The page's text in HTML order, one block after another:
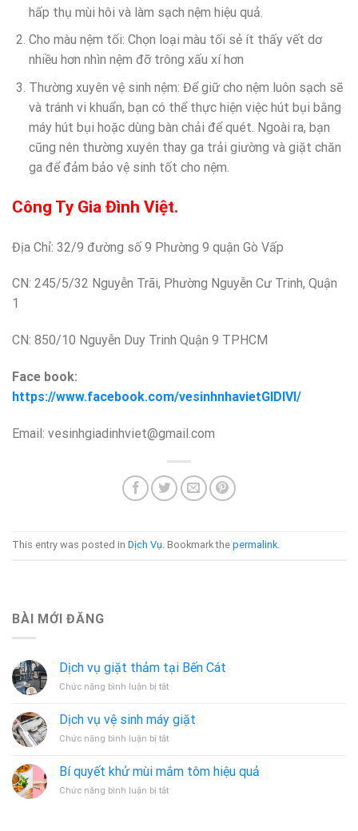
hấp thụ mùi hôi và làm sạch nệm hiệu quả.
Cho màu nệm tối: Chọn loại màu tối sẻ ít thấy vết dơ
nhiều hơn nhìn nệm đỡ trông xấu xí hơn
Thường xuyên vệ sinh nệm: Để giữ cho nệm luôn sạch sẽ
và tránh vi khuẩn, bạn có thể thực hiện việc hút bụi bằng
máy hút bụi hoặc dùng bàn chải để quét. Ngoài ra, bạn
cũng nên thường xuyên thay ga trải giường và giặt chăn
ga để đảm bảo vệ sinh tốt cho nệm.
Công Ty Gia Đình Việt.
Địa Chỉ: 32/9 đường số 9 Phường 9 quận Gò Vấp
CN: 245/5/32 Nguyễn Trãi, Phường Nguyễn Cư Trinh, Quận
1
CN: 850/10 Nguyễn Duy Trinh Quận 9 TPHCM
Face book:
https://www.facebook.com/vesinhnhavietGIDIVI/
Email: vesinhgiadinhviet@gmail.com
This entry was posted in Dịch Vụ. Bookmark the permalink.
BÀI MỚI ĐĂNG
Dịch vụ giặt thảm tại Bến Cát
Chức năng bình luận bị tắtở
giặt
thảm
Bến
Dịch vụ vệ sinh máy giặt
Chức năng bình luận bị tắtở
vụ
vệ
sinh
Bí quyết khử mùi mắm tôm hiệu quả
Chức năng bình luận bị tắtở